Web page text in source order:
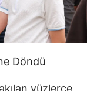
Döndü
yüzlerce